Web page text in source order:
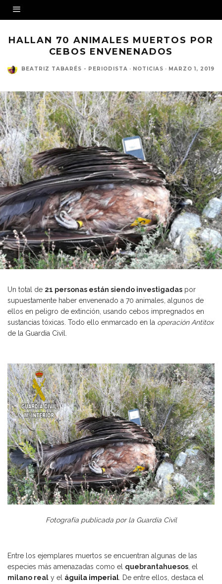
HALLAN 70 ANIMALES MUERTOS POR
CEBOS ENVENENADOS
BEATRIZ TABARÉS - PERIODISTA · NOTICIAS · MARZO 1, 2019
Un total de 21 personas están siendo investigadas por
supuestamente haber envenenado a 70 animales, algunos de
ellos en peligro de extinción, usando cebos impregnados en
sustancias tóxicas. Todo ello enmarcado en la operación Antitox
de la Guardia Civil.
Fotografía publicada por la Guardia Civil
Entre los ejemplares muertos se encuentran algunas de las
especies más amenazadas como el quebrantahuesos, el
milano real y el águila imperial. De entre ellos, destaca el